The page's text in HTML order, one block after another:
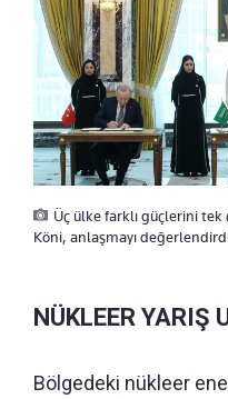
Üç ülke farklı güçlerini tek
Köni, anlaşmayı
NÜKLEER YARIŞ
Bölgedeki nükleer